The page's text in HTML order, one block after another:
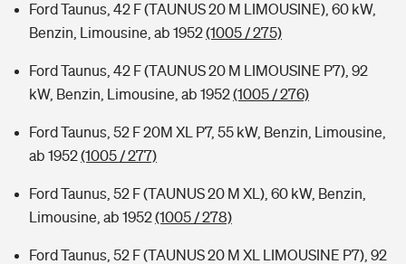
Ford Taunus, 42 F (TAUNUS 20 M LIMOUSINE), 60 kW,
Benzin, Limousine, ab 1952(1005 / 275)
Ford Taunus, 42 F (TAUNUS 20 M LIMOUSINE P7), 92
kW, Benzin, Limousine, ab 1952(1005 / 276)
Ford Taunus, 52 F 20M XL P7, 55 kW, Benzin, Limousine,
ab 1952(1005 / 277)
Ford Taunus, 52 F (TAUNUS 20 M XL), 60 kW, Benzin,
Limousine, ab 1952(1005 / 278)
Ford Taunus, 52 F (TAUNUS 20 M XL LIMOUSINE P7), 92